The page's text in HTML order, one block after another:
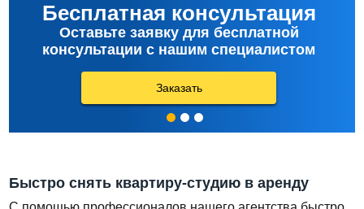
Бесплатная консультация
Оставьте заявку для бесплатной
консультации с нашим специалистом
Заказать
Быстро снять квартиру-студию в аренду